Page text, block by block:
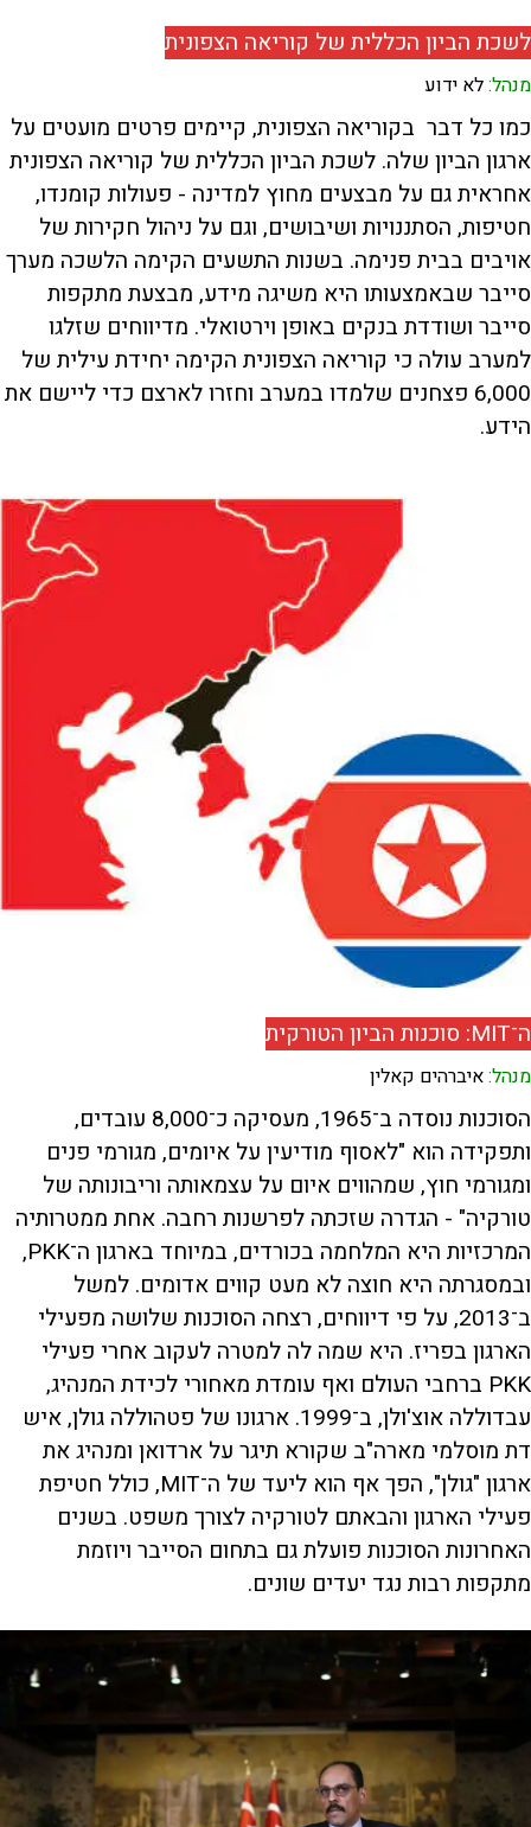
לשכת הביון הכללית של קוריאה הצפונית
מנהל:לא ידוע
כמו כל דבר בקוריאה הצפונית, קיימים פרטים מועטים על
ארגון הביון שלה. לשכת הביון הכללית של קוריאה הצפונית
אחראית גם על מבצעים מחוץ למדינה - פעולות קומנדו,
חטיפות, הסתננויות ושיבושים, וגם על ניהול חקירות של
אויבים בבית פנימה. בשנות התשעים הקימה הלשכה מערך
סייבר שבאמצעותו היא משיגה מידע, מבצעת מתקפות
סייבר ושודדת בנקים באופן וירטואלי. מדיווחים שזלגו
למערב עולה כי קוריאה הצפונית הקימה יחידת עילית של
6,000 פצחנים שלמדו במערב וחזרו לארצם כדי ליישם את
הידע.
ה־MIT: סוכנות הביון הטורקית
מנהל:איברהים קאלין
הסוכנות נוסדה ב־1965, מעסיקה כ־8,000 עובדים,
ותפקידה הוא "לאסוף מודיעין על איומים, מגורמי פנים
ומגורמי חוץ, שמהווים איום על עצמאותה וריבונותה של
טורקיה" - הגדרה שזכתה לפרשנות רחבה. אחת ממטרותיה
המרכזיות היא המלחמה בכורדים, במיוחד בארגון ה־PKK,
ובמסגרתה היא חוצה לא מעט קווים אדומים. למשל
ב־2013, על פי דיווחים, רצחה הסוכנות שלושה מפעילי
הארגון בפריז. היא שמה לה למטרה לעקוב אחרי פעילי
PKK ברחבי העולם ואף עומדת מאחורי לכידת המנהיג,
עבדוללה אוצ'ולן, ב־1999. ארגונו של פטהוללה גולן, איש
דת מוסלמי מארה"ב שקורא תיגר על ארדואן ומנהיג את
ארגון "גולן", הפך אף הוא ליעד של ה־MIT, כולל חטיפת
פעילי הארגון והבאתם לטורקיה לצורך משפט. בשנים
האחרונות הסוכנות פועלת גם בתחום הסייבר ויוזמת
מתקפות רבות נגד יעדים שונים.